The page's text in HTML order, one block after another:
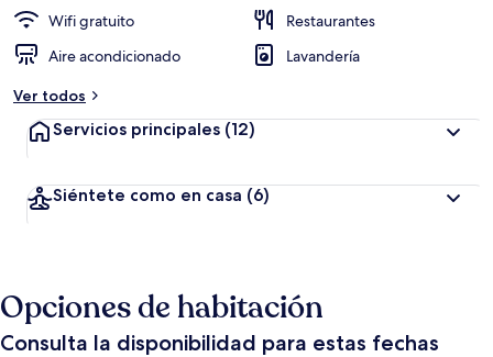
Wifi gratuito
Restaurantes
Aire acondicionado
Lavandería
Ver todos
Servicios principales (12)
Siéntete como en casa (6)
Opciones de habitación
Consulta la disponibilidad para estas fechas